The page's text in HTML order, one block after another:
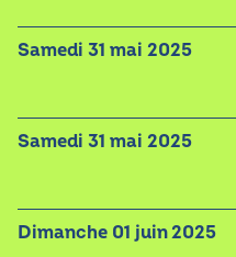
samedi 31 mai 2025
samedi 31 mai 2025
dimanche 01 juin 2025